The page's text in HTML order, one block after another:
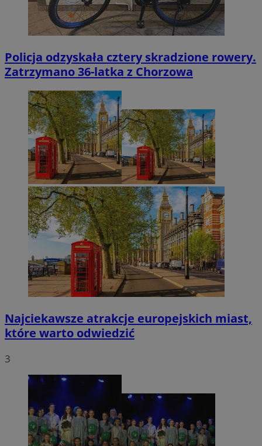
Policja odzyskała cztery skradzione rowery.
Zatrzymano 36-latka z Chorzowa
Najciekawsze atrakcje europejskich miast,
które warto odwiedzić
3